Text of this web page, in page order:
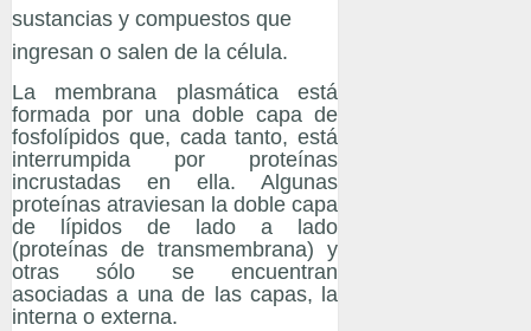
sustancias y compuestos que
ingresan o salen de la célula.
La membrana plasmática está
formada por una doble capa de
fosfolípidos que, cada tanto, está
interrumpida por proteínas
incrustadas en ella. Algunas
proteínas atraviesan la doble capa
de lípidos de lado a lado
(proteínas de transmembrana) y
otras sólo se encuentran
asociadas a una de las capas, la
interna o externa.